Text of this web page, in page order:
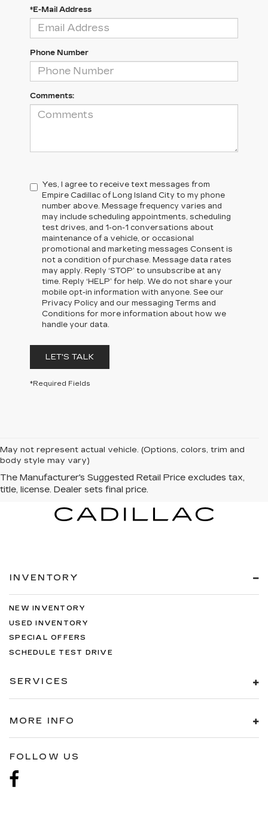
*E-Mail Address
Phone Number
Comments:
Yes, I agree to receive text messages from
Empire Cadillac of Long Island City to my phone
number above. Message frequency varies and
may include scheduling appointments, scheduling
test drives, and 1-on-1 conversations about
maintenance of a vehicle, or occasional
promotional and marketing messages Consent is
not a condition of purchase. Message data rates
may apply. Reply ‘STOP’ to unsubscribe at any
time. Reply ‘HELP’ for help. We do not share your
mobile opt-in information with anyone. See our
Privacy Policy and our messaging Terms and
Conditions for more information about how we
handle your data.
LET'S TALK
*Required Fields
May not represent actual vehicle. (Options, colors, trim and
body style may vary)
INVENTORY
NEW INVENTORY
USED INVENTORY
SPECIAL OFFERS
SCHEDULE TEST DRIVE
SERVICES
MORE INFO
FOLLOW US